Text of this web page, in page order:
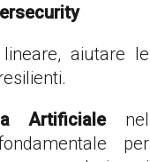
aiutare le
Artificialenel
per